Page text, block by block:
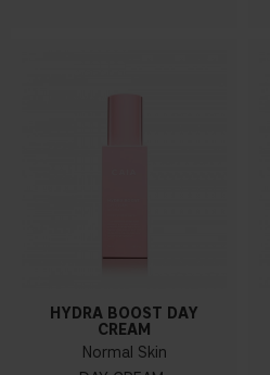
HYDRA BOOST DAY
CREAM
Normal Skin